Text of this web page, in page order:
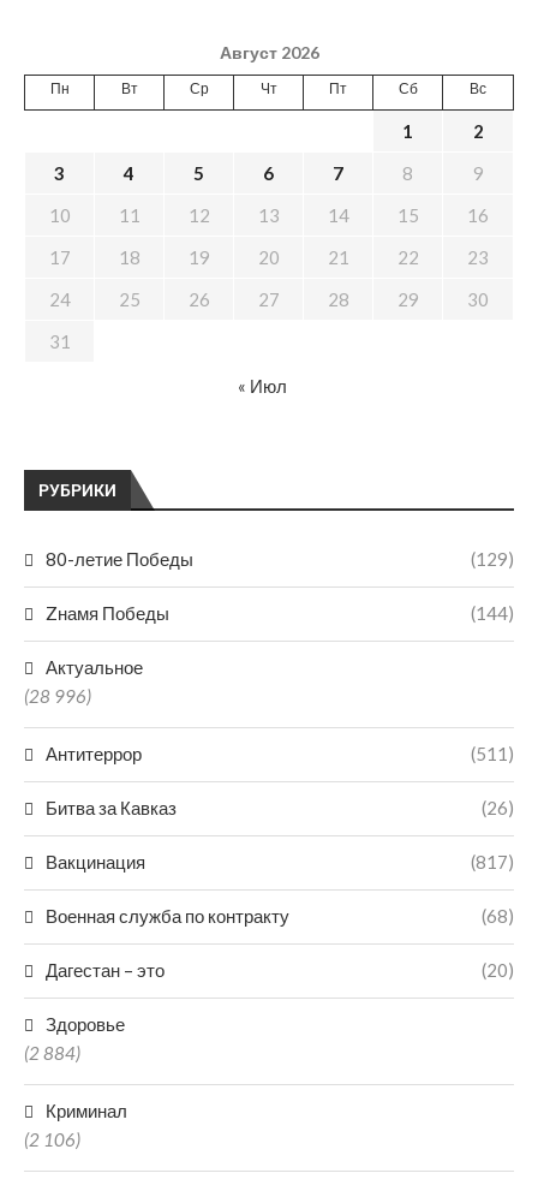
РУБРИКИ
80-летие Победы (129)
Zнамя Победы (144)
Актуальное
(28 996)
Антитеррор (511)
Битва за Кавказ (26)
Вакцинация (817)
Военная служба по контракту (68)
Дагестан – это (20)
Здоровье
(2 884)
Криминал
(2 106)
Август 2026
Пн Вт Ср Чт Пт Сб Вс
1
2
3
4 5 6 7 8
9
10
11 12 13 14 15
16
17
18 19 20 21 22
23
24
25 26 27 28 29
30
31
« Июл